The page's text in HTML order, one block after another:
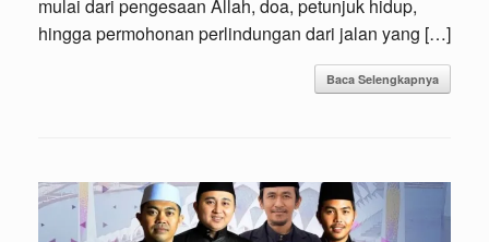
mulai dari pengesaan Allah, doa, petunjuk hidup,
hingga permohonan perlindungan dari jalan yang […]
Baca Selengkapnya